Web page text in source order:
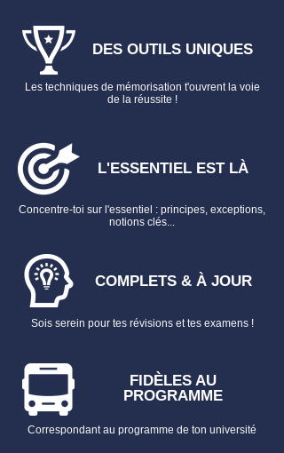
DES OUTILS UNIQUES
Les techniques de mémorisation t'ouvrent la voie
de la réussite !
L'ESSENTIEL EST LÀ
Concentre-toi sur l'essentiel : principes, exceptions,
notions clés...
COMPLETS & À JOUR
Sois serein pour tes révisions et tes examens !
FIDÈLES AU
PROGRAMME
Correspondant au programme de ton université